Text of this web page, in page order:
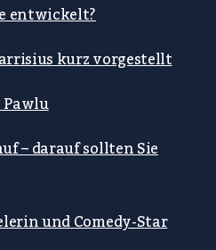
entwickelt?
kurz vorgestellt
– darauf sollten Sie
und Comedy-Star